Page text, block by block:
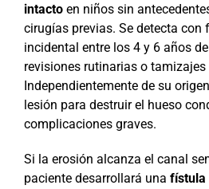
intactoen niños sin
cirugías previas. Se detecta con
incidental entre los 4 y 6 años
revisiones rutinarias o
Independientemente de su
lesión para destruir el hueso
complicaciones graves.
Si la erosión alcanza el canal
paciente desarrollará una fístula